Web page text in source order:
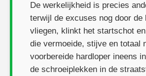
De werkelijkheid is precies
terwijl de excuses nog door de
vliegen, klinkt het startschot
die vermoeide, stijve en totaal
voorbereide hardloper ineens
de schroeiplekken in de